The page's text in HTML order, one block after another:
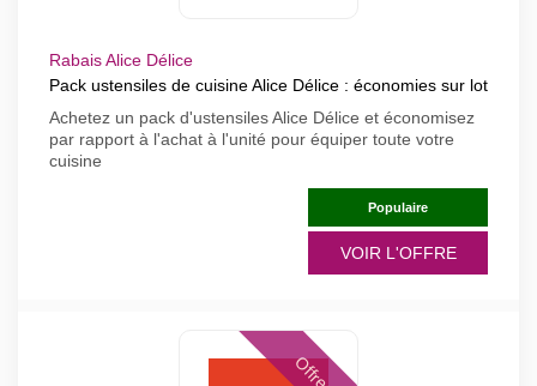
Rabais Alice Délice
Pack ustensiles de cuisine Alice Délice : économies sur lot
Achetez un pack d'ustensiles Alice Délice et économisez
par rapport à l'achat à l'unité pour équiper toute votre
cuisine
Populaire
VOIR L'OFFRE
Offres